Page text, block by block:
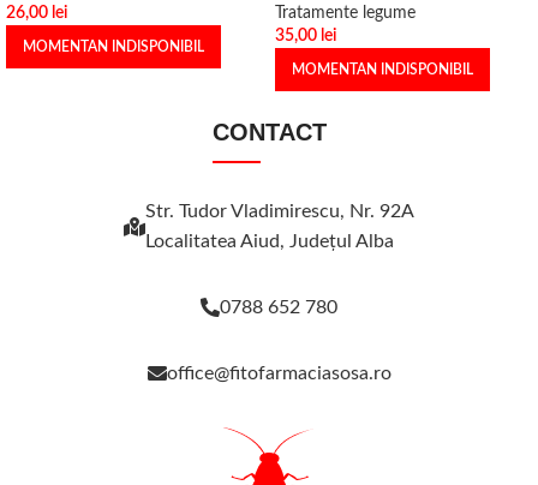
26,00 lei
MOMENTAN INDISPONIBIL
Tratamente legume
35,00 lei
MOMENTAN INDISPONIBIL
CONTACT
Str. Tudor Vladimirescu, Nr. 92A
Localitatea Aiud, Judeţul Alba
0788 652 780
office@fitofarmaciasosa.ro